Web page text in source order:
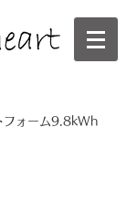
フォーム9.8kWh